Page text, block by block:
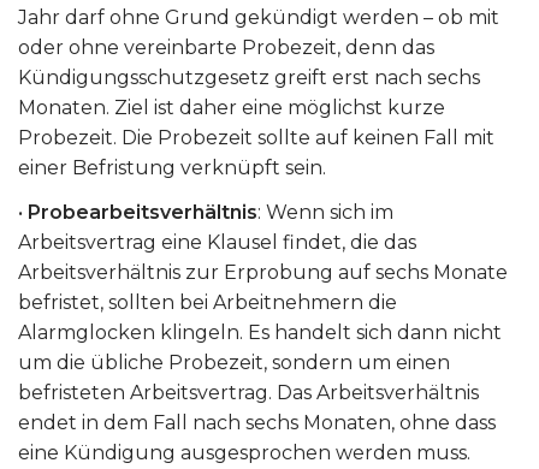
Jahr darf ohne Grund gekündigt werden – ob mit
oder ohne vereinbarte Probezeit, denn das
Kündigungsschutzgesetz greift erst nach sechs
Monaten. Ziel ist daher eine möglichst kurze
Probezeit. Die Probezeit sollte auf keinen Fall mit
einer Befristung verknüpft sein.
• Probearbeitsverhältnis: Wenn sich im
Arbeitsvertrag eine Klausel findet, die das
Arbeitsverhältnis zur Erprobung auf sechs Monate
befristet, sollten bei Arbeitnehmern die
Alarmglocken klingeln. Es handelt sich dann nicht
um die übliche Probezeit, sondern um einen
befristeten Arbeitsvertrag. Das Arbeitsverhältnis
endet in dem Fall nach sechs Monaten, ohne dass
eine Kündigung ausgesprochen werden muss.